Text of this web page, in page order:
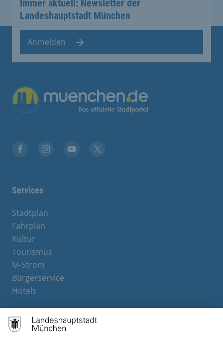
Immer aktuell: Newsletter der
Landeshauptstadt München
Anmelden
Übergreifende Links
Services
Stadtplan
Fahrplan
Kultur
Tourismus
M-Strom
Bürgerservice
Hotels
Contact